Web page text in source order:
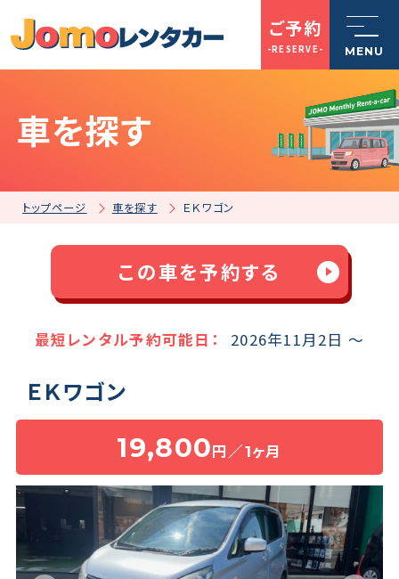
MENU
保険・補償
よくある質問
お問い合わせチャット
トップページ
Jomoレンタカーとは
店舗一覧
ご利用案内
ご予約
-RESERVE-
車を探す
トップページ 車を探す ＥＫワゴン
この車を予約する
最短レンタル予約可能日： 2026年11月2日 ～
ＥＫワゴン
19,800円／1ヶ月